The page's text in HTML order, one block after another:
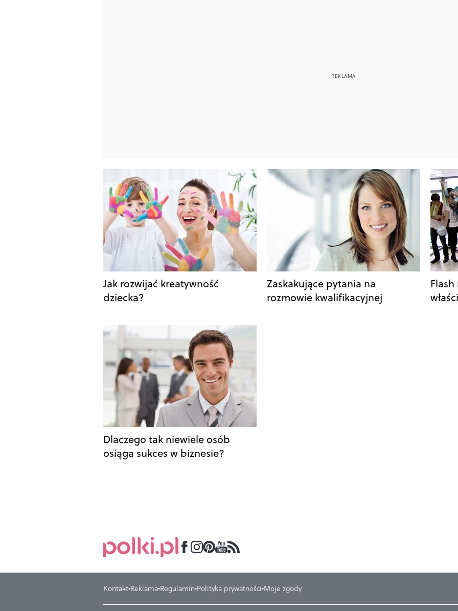
Jak rozwijać kreatywność
dziecka?
Zaskakujące pytania na
rozmowie kwalifikacyjnej
Dlaczego tak niewiele osób
osiąga sukces w biznesie?
Kontakt Reklama Regulamin Polityka prywatności Moje zgody